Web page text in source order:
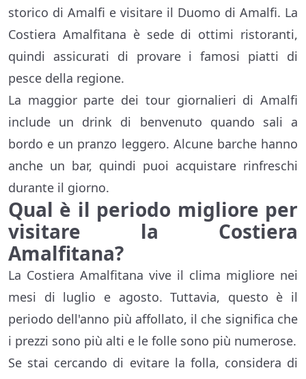
storico di Amalfi e visitare il Duomo di Amalfi. La
Costiera Amalfitana è sede di ottimi ristoranti,
quindi assicurati di provare i famosi piatti di
pesce della regione.
La maggior parte dei tour giornalieri di Amalfi
include un drink di benvenuto quando sali a
bordo e un pranzo leggero. Alcune barche hanno
anche un bar, quindi puoi acquistare rinfreschi
durante il giorno.
Qual è il periodo migliore per
visitare la Costiera
Amalfitana?
La Costiera Amalfitana vive il clima migliore nei
mesi di luglio e agosto. Tuttavia, questo è il
periodo dell'anno più affollato, il che significa che
i prezzi sono più alti e le folle sono più numerose.
Se stai cercando di evitare la folla, considera di